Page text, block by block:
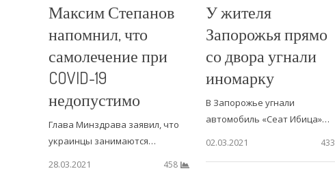
Максим Степанов
напомнил, что
самолечение при
COVID-19
недопустимо
Глава Минздрава заявил, что
украинцы занимаются…
28.03.2021
458
У жителя
Запорожья прямо
со двора угнали
иномарку
В Запорожье угнали
автомобиль «Сеат Ибица»…
02.03.2021
433